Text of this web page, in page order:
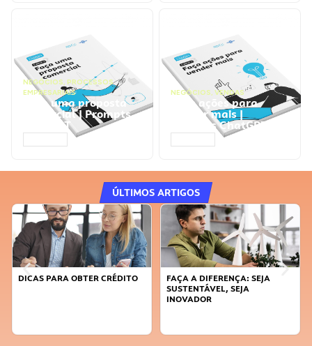
NEGÓCIOS, PROCESSOS
EMPRESARIAIS
Faça uma proposta
comercial | Prompts
ChatGPT
NEGÓCIOS, VENDAS
Faça ações para
vender mais |
Prompts ChatGPT
ÚLTIMOS ARTIGOS
DICAS PARA OBTER CRÉDITO
FAÇA A DIFERENÇA: SEJA
SUSTENTÁVEL, SEJA
INOVADOR